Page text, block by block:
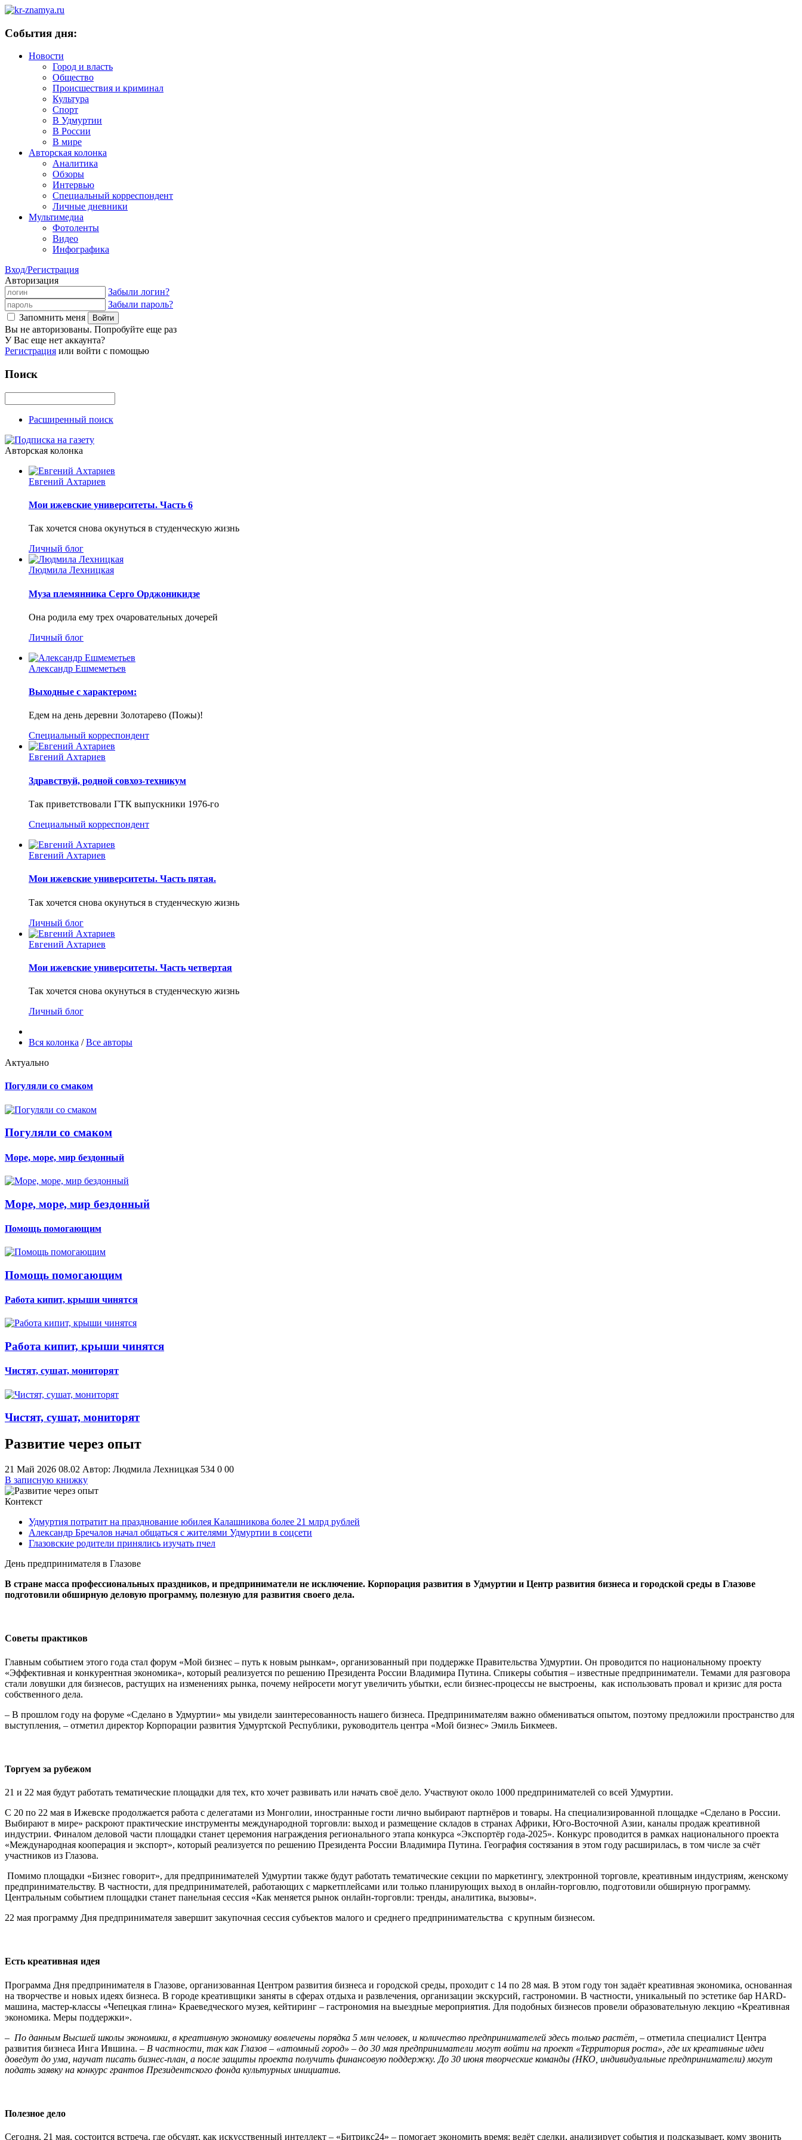
События дня:
Новости
Город и власть
Общество
Происшествия и криминал
Культура
Спорт
В Удмуртии
В России
В мире
Авторская колонка
Аналитика
Обзоры
Интервью
Специальный корреспондент
Личные дневники
Мультимедиа
Фотоленты
Видео
Инфографика
Вход/Регистрация
Авторизация
Забыли логин?
Забыли пароль?
Запомнить меня
Вы не авторизованы. Попробуйте еще раз
У Вас еще нет аккаунта?
Регистрация или войти с помощью
Поиск
Расширенный поиск
Авторская колонка
Евгений Ахтариев
Мои ижевские университеты. Часть 6
Так хочется снова окунуться в студенческую жизнь
Личный блог
Людмила Лехницкая
Муза племянника Серго Орджоникидзе
Она родила ему трех очаровательных дочерей
Личный блог
Александр Ешмеметьев
Выходные с характером:
Едем на день деревни Золотарево (Пожы)!
Специальный корреспондент
Евгений Ахтариев
Здравствуй, родной совхоз-техникум
Так приветствовали ГТК выпускники 1976-го
Специальный корреспондент
Евгений Ахтариев
Мои ижевские университеты. Часть пятая.
Так хочется снова окунуться в студенческую жизнь
Личный блог
Евгений Ахтариев
Мои ижевские университеты. Часть четвертая
Так хочется снова окунуться в студенческую жизнь
Личный блог
Вся колонка /Все авторы
Актуально
Погуляли со смаком
Погуляли со смаком
Море, море, мир бездонный
Море, море, мир бездонный
Помощь помогающим
Помощь помогающим
Работа кипит, крыши чинятся
Работа кипит, крыши чинятся
Чистят, сушат, мониторят
Чистят, сушат, мониторят
Развитие через опыт
21 Май 2026 08.02 Автор: Людмила Лехницкая 534 0 00
В записную книжку
Контекст
Удмуртия потратит на празднование юбилея Калашникова более 21 млрд рублей
Александр Бречалов начал общаться с жителями Удмуртии в соцсети
Глазовские родители принялись изучать пчел
День предпринимателя в Глазове
В стране масса профессиональных праздников, и предприниматели не исключение. Корпорация развития в Удмуртии и Центр развития бизнеса и городской среды в Глазове
подготовили обширную деловую программу, полезную для развития своего дела.
Советы практиков
Главным событием этого года стал форум «Мой бизнес – путь к новым рынкам», организованный при поддержке Правительства Удмуртии. Он проводится по национальному проекту
«Эффективная и конкурентная экономика», который реализуется по решению Президента России Владимира Путина. Спикеры события – известные предприниматели. Темами для разговора
стали ловушки для бизнесов, растущих на изменениях рынка, почему нейросети могут увеличить убытки, если бизнес-процессы не выстроены, как использовать провал и кризис для роста
собственного дела.
– В прошлом году на форуме «Сделано в Удмуртии» мы увидели заинтересованность нашего бизнеса. Предпринимателям важно обмениваться опытом, поэтому предложили пространство для
выступления, – отметил директор Корпорации развития Удмуртской Республики, руководитель центра «Мой бизнес» Эмиль Бикмеев.
Торгуем за рубежом
21 и 22 мая будут работать тематические площадки для тех, кто хочет развивать или начать своё дело. Участвуют около 1000 предпринимателей со всей Удмуртии.
С 20 по 22 мая в Ижевске продолжается работа с делегатами из Монголии, иностранные гости лично выбирают партнёров и товары. На специализированной площадке «Сделано в России.
Выбирают в мире» раскроют практические инструменты международной торговли: выход и размещение складов в странах Африки, Юго-Восточной Азии, каналы продаж креативной
индустрии. Финалом деловой части площадки станет церемония награждения регионального этапа конкурса «Экспортёр года-2025». Конкурс проводится в рамках национального проекта
«Международная кооперация и экспорт», который реализуется по решению Президента России Владимира Путина. География состязания в этом году расширилась, в том числе за счёт
участников из Глазова.
Помимо площадки «Бизнес говорит», для предпринимателей Удмуртии также будут работать тематические секции по маркетингу, электронной торговле, креативным индустриям, женскому
предпринимательству. В частности, для предпринимателей, работающих с маркетплейсами или только планирующих выход в онлайн-торговлю, подготовили обширную программу.
Центральным событием площадки станет панельная сессия «Как меняется рынок онлайн-торговли: тренды, аналитика, вызовы».
22 мая программу Дня предпринимателя завершит закупочная сессия субъектов малого и среднего предпринимательства с крупным бизнесом.
Есть креативная идея
Программа Дня предпринимателя в Глазове, организованная Центром развития бизнеса и городской среды, проходит с 14 по 28 мая. В этом году тон задаёт креативная экономика, основанная
на творчестве и новых идеях бизнеса. В городе креативщики заняты в сферах отдыха и развлечения, организации экскурсий, гастрономии. В частности, уникальный по эстетике бар HARD-
машина, мастер-классы «Чепецкая глина» Краеведческого музея, кейтиринг – гастрономия на выездные мероприятия. Для подобных бизнесов провели образовательную лекцию «Креативная
экономика. Меры поддержки».
– По данным Высшей школы экономики, в креативную экономику вовлечены порядка 5 млн человек, и количество предпринимателей здесь только растёт, – отметила специалист Центра
развития бизнеса Инга Ившина. – В частности, так как Глазов – «атомный город» – до 30 мая предприниматели могут войти на проект «Территория роста», где их креативные идеи
доведут до ума, научат писать бизнес-план, а после защиты проекта получить финансовую поддержку. До 30 июня творческие команды (НКО, индивидуальные предприниматели) могут
подать заявку на конкурс грантов Президентского фонда культурных инициатив.
Полезное дело
Сегодня, 21 мая, состоится встреча, где обсудят, как искусственный интеллект – «Битрикс24» – помогает экономить время: ведёт сделки, анализирует события и подсказывает, кому звонить